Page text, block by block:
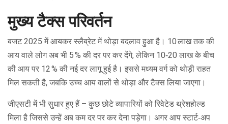
मुख्य टैक्स परिवर्तन
बजट 2025 में आयकर स्लैब्रेट में थोड़ा बदलाव हुआ है। 10 लाख तक की
आय वाले लोग अब भी 5 % की दर पर कर देंगे, लेकिन 10‑20 लाख के बीच
की आय पर 12 % की नई दर लागू हुई है। इससे मध्यम वर्ग को थोड़ी राहत
मिल सकती है, जबकि उच्च आय वालों से थोड़ा और टैक्स लिया जाएगा।
जीएसटी में भी सुधार हुए हैं – कुछ छोटे व्यापारियों को रिवेटेड थ्रेशहोल्ड
मिला है जिससे उन्हें अब कम दर पर कर देना पड़ेगा। अगर आप स्टार्ट‑अप